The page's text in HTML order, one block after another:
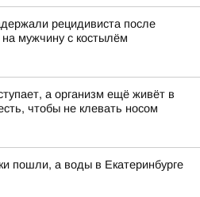
рецидивиста после
мужчину с костылём
а организм ещё живёт в
чтобы не клевать носом
пошли, а воды в Екатеринбурге